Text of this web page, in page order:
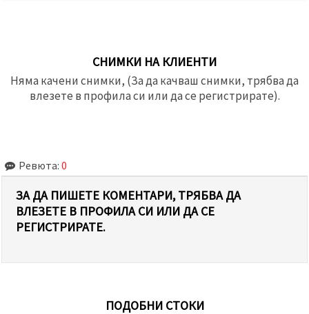
СНИМКИ НА КЛИЕНТИ
Няма качени снимки, (За да качваш снимки, трябва да
влезете в профила си или да се регистрирате).
Ревюта: 0
ЗА ДА ПИШЕТЕ КОМЕНТАРИ, ТРЯБВА ДА
ВЛЕЗЕТЕ В ПРОФИЛА СИ ИЛИ ДА СЕ
РЕГИСТРИРАТЕ.
ПОДОБНИ СТОКИ